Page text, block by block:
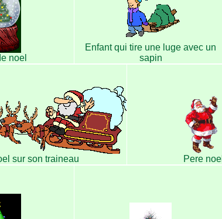
noel
Enfant qui tire une luge avec un
sapin
sur son traineau Pere noel